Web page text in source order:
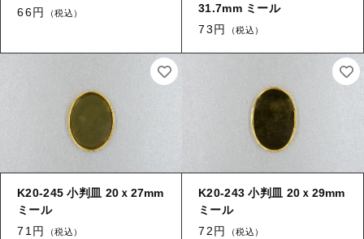
66円
（税込）
31.7mm ミール
73円
（税込）
K20-245 小判皿 20ｘ27mm
ミール
71円
（税込）
K20-243 小判皿 20ｘ29mm
ミール
72円
（税込）